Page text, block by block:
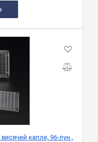
капле, 96-лун.,